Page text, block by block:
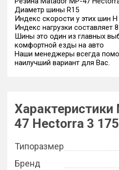
Диаметр шины R15
Индекс скорости у этих шин H
Индекс нагрузки составляет
Шины это один из главных
комфортной езды на авто
Наши менеджеры всегда
наилучший вариант для Вас.
Характеристики
47 Hectorra 3
Типоразмер
Бренд